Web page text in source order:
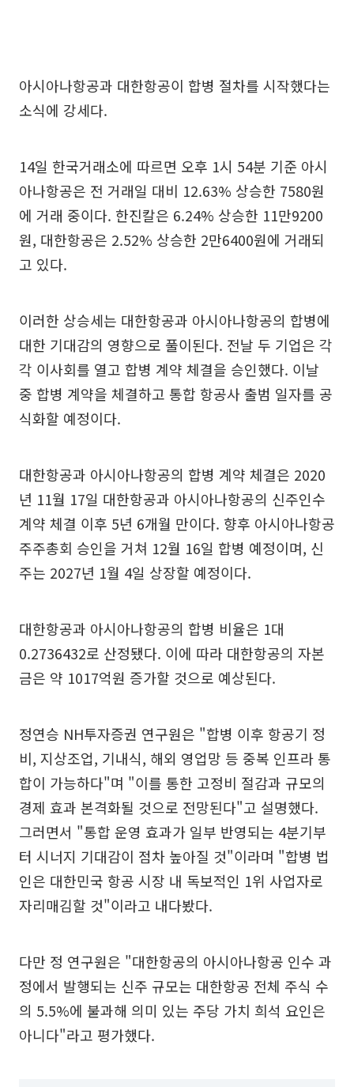
아시아나항공과 대한항공이 합병 절차를 시작했다는
소식에 강세다.
14일 한국거래소에 따르면 오후 1시 54분 기준 아시
아나항공은 전 거래일 대비 12.63% 상승한 7580원
에 거래 중이다. 한진칼은 6.24% 상승한 11만9200
원, 대한항공은 2.52% 상승한 2만6400원에 거래되
고 있다.
이러한 상승세는 대한항공과 아시아나항공의 합병에
대한 기대감의 영향으로 풀이된다. 전날 두 기업은 각
각 이사회를 열고 합병 계약 체결을 승인했다. 이날
중 합병 계약을 체결하고 통합 항공사 출범 일자를 공
식화할 예정이다.
대한항공과 아시아나항공의 합병 계약 체결은 2020
년 11월 17일 대한항공과 아시아나항공의 신주인수
계약 체결 이후 5년 6개월 만이다. 향후 아시아나항공
주주총회 승인을 거쳐 12월 16일 합병 예정이며, 신
주는 2027년 1월 4일 상장할 예정이다.
대한항공과 아시아나항공의 합병 비율은 1대
0.2736432로 산정됐다. 이에 따라 대한항공의 자본
금은 약 1017억원 증가할 것으로 예상된다.
정연승 NH투자증권 연구원은 "합병 이후 항공기 정
비, 지상조업, 기내식, 해외 영업망 등 중복 인프라 통
합이 가능하다"며 "이를 통한 고정비 절감과 규모의
경제 효과 본격화될 것으로 전망된다"고 설명했다.
그러면서 "통합 운영 효과가 일부 반영되는 4분기부
터 시너지 기대감이 점차 높아질 것"이라며 "합병 법
인은 대한민국 항공 시장 내 독보적인 1위 사업자로
자리매김할 것"이라고 내다봤다.
다만 정 연구원은 "대한항공의 아시아나항공 인수 과
정에서 발행되는 신주 규모는 대한항공 전체 주식 수
의 5.5%에 불과해 의미 있는 주당 가치 희석 요인은
아니다"라고 평가했다.